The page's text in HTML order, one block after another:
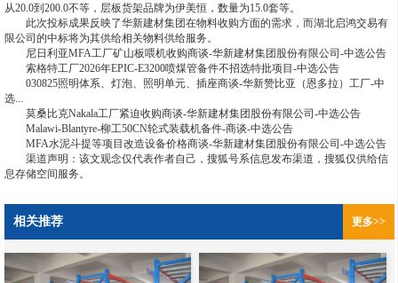
从20.0到200.0不等，层板货架品牌为伊美恒，数量为15.0套等。
此次投标成果反映了华新建材集团在物料收购方面的需求，而湖北启鸿交易有
限公司的中标将为其供给相关物料供给服务。
尼日利亚MFA工厂矿山板喂机收购商谈-华新建材集团股份有限公司-中选公告
索格特工厂2026年EPIC-E3200喷煤管备件不招选特批项目-中选公告
030825照明体系、灯泡、照明单元、插座商谈-华新赞比亚（恩多拉）工厂-中
选...
莫桑比克Nakala工厂紧迫收购商谈-华新建材集团股份有限公司-中选公告
Malawi-Blantyre-柳工50CN轮式装载机备件-商谈-中选公告
MFA水泥斗提等项目改造设备价格商谈-华新建材集团股份有限公司-中选公告
渠道声明：该文观念仅代表作者自己，搜狐号系信息发布渠道，搜狐仅供给信
息存储空间服务。
相关推荐 更多>>